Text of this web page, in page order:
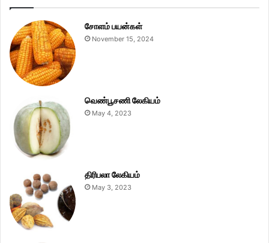
சோளம் பயன்கள்
November 15, 2024
வெண்பூசணி லேகியம்
May 4, 2023
திரிபலா லேகியம்
May 3, 2023